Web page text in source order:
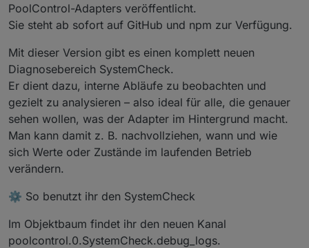
PoolControl-Adapters veröffentlicht.
Sie steht ab sofort auf GitHub und npm zur Verfügung.
Mit dieser Version gibt es einen komplett neuen
Diagnosebereich SystemCheck.
Er dient dazu, interne Abläufe zu beobachten und
gezielt zu analysieren – also ideal für alle, die genauer
sehen wollen, was der Adapter im Hintergrund macht.
Man kann damit z. B. nachvollziehen, wann und wie
sich Werte oder Zustände im laufenden Betrieb
verändern.
⚙️ So benutzt ihr den SystemCheck
Im Objektbaum findet ihr den neuen Kanal
poolcontrol.0.SystemCheck.debug_logs.